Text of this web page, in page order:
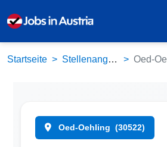
Startseite Stellenangebote Oed-Oehling
Oed-Oehling (30522)